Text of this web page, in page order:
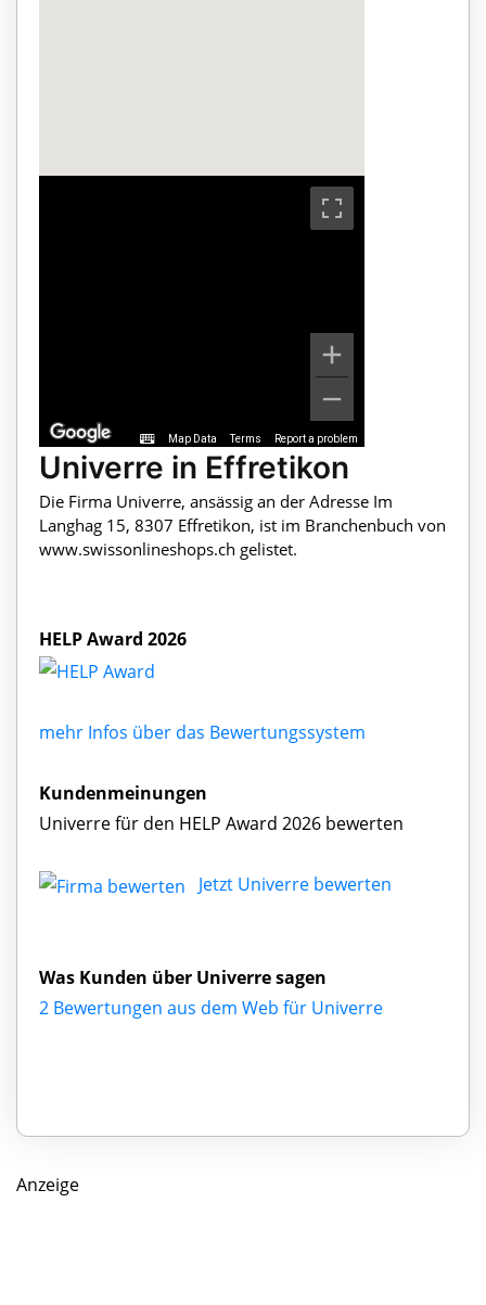
Map Data Terms Report a problem
Univerre in Effretikon
Die Firma Univerre, ansässig an der Adresse Im
Langhag 15, 8307 Effretikon, ist im Branchenbuch von
www.swissonlineshops.ch gelistet.
HELP Award 2026
mehr Infos über das Bewertungssystem
Kundenmeinungen
Univerre für den HELP Award 2026 bewerten
Jetzt Univerre bewerten
Was Kunden über Univerre sagen
2 Bewertungen aus dem Web für Univerre
Anzeige